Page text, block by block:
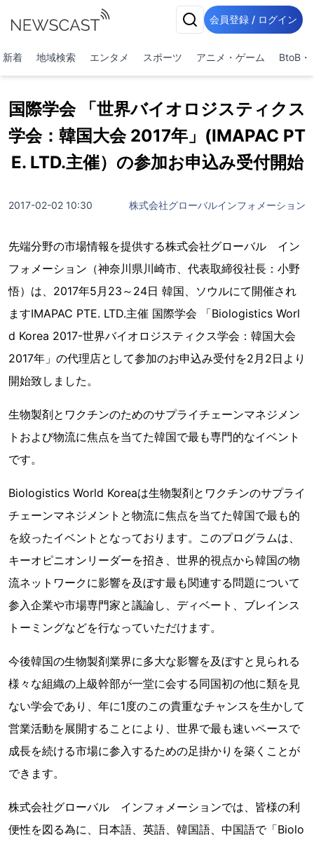
会員登録 / ログイン
新着 地域検索 エンタメ スポーツ アニメ・ゲーム BtoB・
国際学会 「世界バイオロジスティクス
学会：韓国大会 2017年」(IMAPAC PT
E. LTD.主催）の参加お申込み受付開始
2017-02-02 10:30 株式会社グローバルインフォメーション
先端分野の市場情報を提供する株式会社グローバル イン
フォメーション（神奈川県川崎市、代表取締役社長：小野
悟）は、2017年5月23～24日 韓国、ソウルにて開催され
ますIMAPAC PTE. LTD.主催 国際学会 「Biologistics Worl
d Korea 2017-世界バイオロジスティクス学会：韓国大会
2017年」の代理店として参加のお申込み受付を2月2日より
開始致しました。
生物製剤とワクチンのためのサプライチェーンマネジメン
トおよび物流に焦点を当てた韓国で最も専門的なイベント
です。
Biologistics World Koreaは生物製剤とワクチンのサプライ
チェーンマネジメントと物流に焦点を当てた韓国で最も的
を絞ったイベントとなっております。このプログラムは、
キーオピニオンリーダーを招き、世界的視点から韓国の物
流ネットワークに影響を及ぼす最も関連する問題について
参入企業や市場専門家と議論し、ディベート、ブレインス
トーミングなどを行なっていただけます。
今後韓国の生物製剤業界に多大な影響を及ぼすと見られる
様々な組織の上級幹部が一堂に会する同国初の他に類を見
ない学会であり、年に1度のこの貴重なチャンスを生かして
営業活動を展開することにより、世界で最も速いペースで
成長を続ける市場に参入するための足掛かりを築くことが
できます。
株式会社グローバル インフォメーションでは、皆様の利
便性を図る為に、日本語、英語、韓国語、中国語で「Biolo